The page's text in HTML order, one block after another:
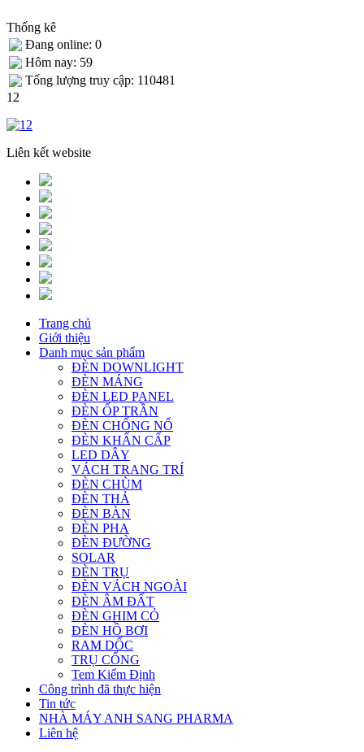
Thống kê
Đang online: 0
Hôm nay: 59
Tống lượng truy cập: 110481
12
Liên kết website
Trang chủ
Giới thiệu
Danh mục sản phẩm
ĐÈN DOWNLIGHT
ĐÈN MÁNG
ĐÈN LED PANEL
ĐÈN ỐP TRẦN
ĐÈN CHỐNG NỔ
ĐÈN KHẨN CẤP
LED DÂY
VÁCH TRANG TRÍ
ĐÈN CHÙM
ĐÈN THẢ
ĐÈN BÀN
ĐÈN PHA
ĐÈN ĐƯỜNG
SOLAR
ĐÈN TRỤ
ĐÈN VÁCH NGOÀI
ĐÈN ÂM ĐẤT
ĐÈN GHIM CỎ
ĐÈN HỒ BƠI
RAM DỐC
TRỤ CỔNG
Tem Kiểm Định
Công trình đã thực hiện
Tin tức
NHÀ MÁY ANH SANG PHARMA
Liên hệ